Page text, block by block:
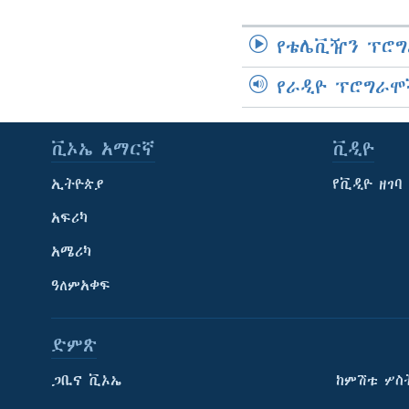
የቴሌቪዥን
የራዲዮ
ቪኦኤ አማርኛ
ኢትዮጵያ
አፍሪካ
አሜሪካ
ዓለምአቀፍ
ቪዲዮ
የቪዲዮ ዘገባ
ድምጽ
ጋቢና ቪኦኤ ከምሽቱ